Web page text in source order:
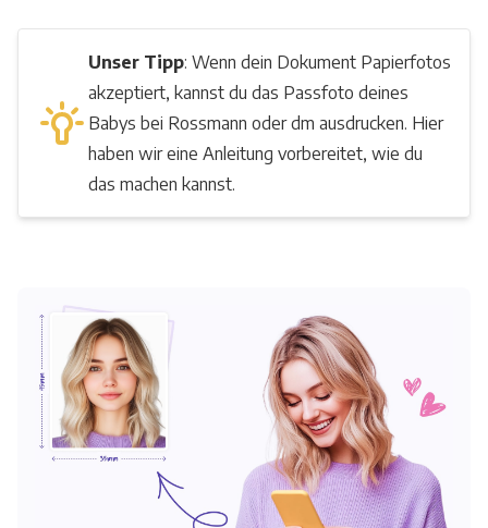
Unser Tipp: Wenn dein Dokument Papierfotos
akzeptiert, kannst du das Passfoto deines
Babys bei Rossmann oder dm ausdrucken. Hier
haben wir eine Anleitung vorbereitet, wie du
das machen kannst.